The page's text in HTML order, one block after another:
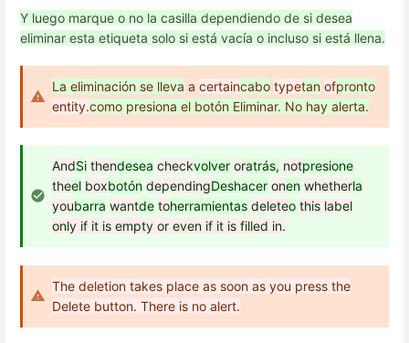
Y luego marque o no la casilla dependiendo de si desea
eliminar esta etiqueta solo si está vacía o incluso si está llena.
La eliminación se lleva a certaincabo typetan ofpronto
entity.como presiona el botón Eliminar. No hay alerta.
AndSi thendesea checkvolver oratrás, notpresione
theel boxbotón dependingDeshacer onen whetherla
youbarra wantde toherramientas deleteo this label
only if it is empty or even if it is filled in.
The deletion takes place as soon as you press the
Delete button. There is no alert.